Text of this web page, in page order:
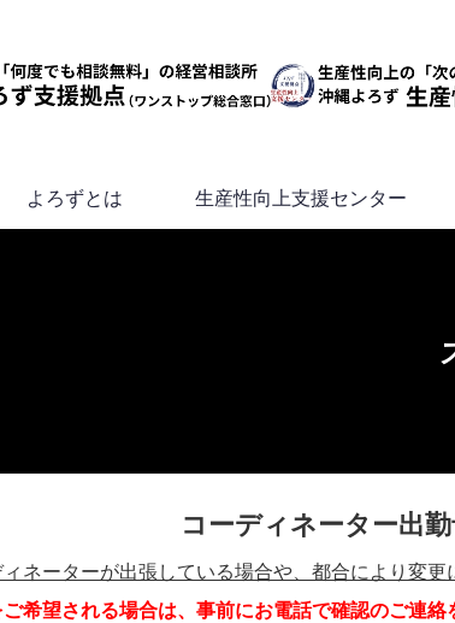
よろずとは 生産性向上支援センター
コーディネーター出
ネーターが出張している場合や、都合により変
希望される場合は、事前にお電話で確認のご連絡